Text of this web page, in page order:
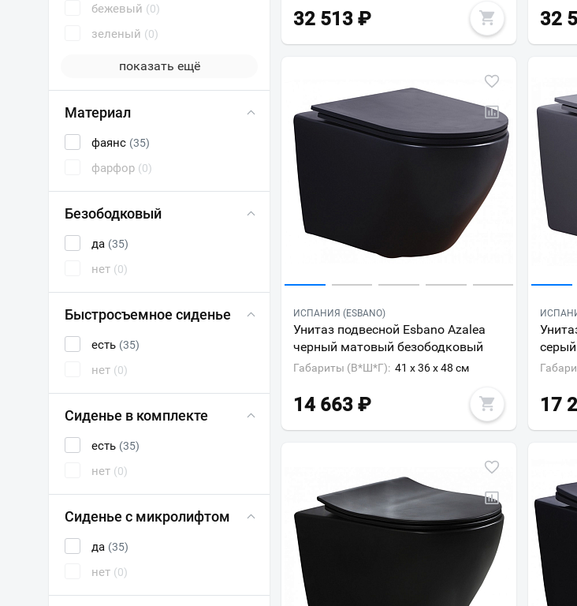
бежевый (0)
зеленый (0)
показать ещё
Материал
фаянс (35)
фарфор (0)
Безободковый
да (35)
нет (0)
Быстросъемное сиденье
есть (35)
нет (0)
Сиденье в комплекте
есть (35)
нет (0)
Сиденье с микролифтом
да (35)
нет (0)
32 513 ₽ 32
ИСПАНИЯ (ESBANO)
Унитаз подвесной Esbano Azalea
черный матовый безободковый
Габариты (В*Ш*Г): 41 x 36 x 48 см
14 663 ₽ 17
Ваш город
Всё верно